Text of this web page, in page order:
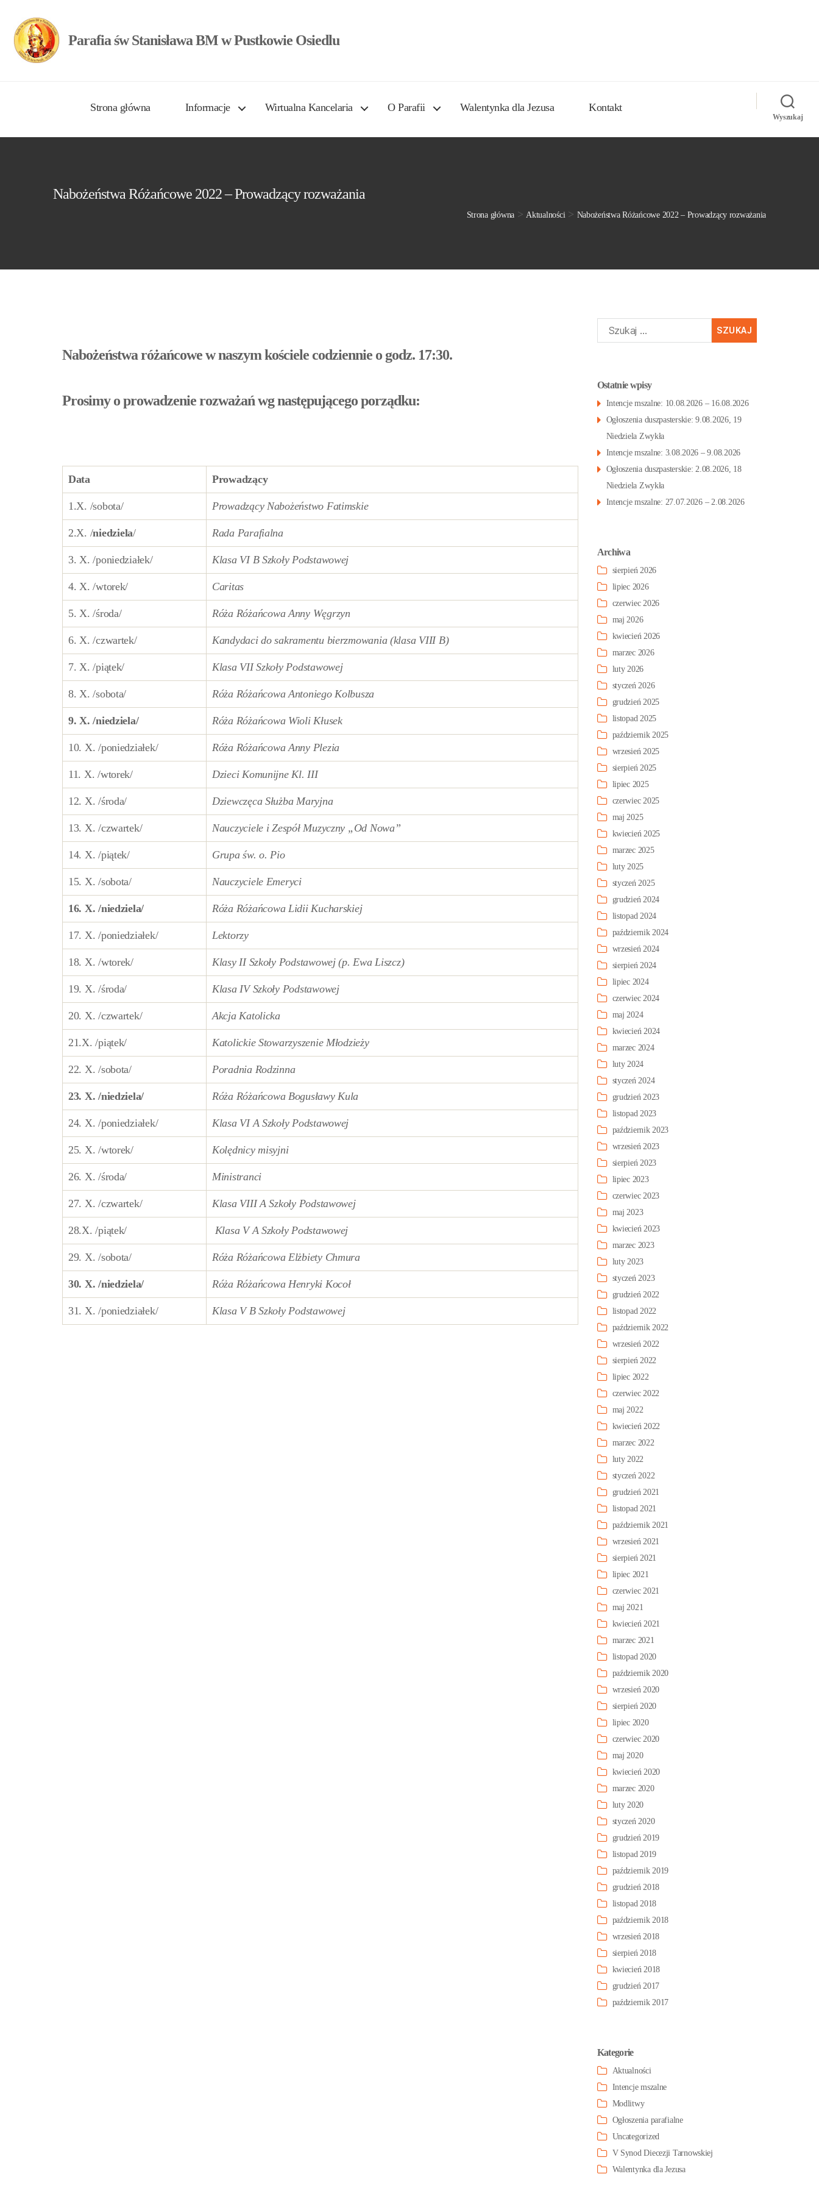
Parafia św Stanisława BM w Pustkowie Osiedlu
Strona główna Informacje Wirtualna Kancelaria O Parafii Walentynka dla Jezusa Kontakt
Wyszukaj
Nabożeństwa Różańcowe 2022 – Prowadzący rozważania
Strona główna >Aktualności> Nabożeństwa Różańcowe 2022 – Prowadzący rozważania
Nabożeństwa różańcowe w naszym kościele codziennie o godz. 17:30.
Prosimy o prowadzenie rozważań wg następującego porządku:
Data Prowadzący
1.X. /sobota/ Prowadzący Nabożeństwo Fatimskie
2.X. /niedziela/ Rada Parafialna
3. X. /poniedziałek/ Klasa VI B Szkoły Podstawowej
4. X. /wtorek/ Caritas
5. X. /środa/ Róża Różańcowa Anny Węgrzyn
6. X. /czwartek/ Kandydaci do sakramentu bierzmowania (klasa VIII B)
7. X. /piątek/ Klasa VII Szkoły Podstawowej
8. X. /sobota/ Róża Różańcowa Antoniego Kolbusza
9. X. /niedziela/ Róża Różańcowa Wioli Kłusek
10. X. /poniedziałek/ Róża Różańcowa Anny Plezia
11. X. /wtorek/ Dzieci Komunijne Kl. III
12. X. /środa/ Dziewczęca Służba Maryjna
13. X. /czwartek/ Nauczyciele i Zespół Muzyczny „Od Nowa”
14. X. /piątek/ Grupa św. o. Pio
15. X. /sobota/ Nauczyciele Emeryci
16. X. /niedziela/ Róża Różańcowa Lidii Kucharskiej
17. X. /poniedziałek/ Lektorzy
18. X. /wtorek/ Klasy II Szkoły Podstawowej (p. Ewa Liszcz)
19. X. /środa/ Klasa IV Szkoły Podstawowej
20. X. /czwartek/ Akcja Katolicka
21.X. /piątek/ Katolickie Stowarzyszenie Młodzieży
22. X. /sobota/ Poradnia Rodzinna
23. X. /niedziela/ Róża Różańcowa Bogusławy Kula
24. X. /poniedziałek/ Klasa VI A Szkoły Podstawowej
25. X. /wtorek/ Kolędnicy misyjni
26. X. /środa/ Ministranci
27. X. /czwartek/ Klasa VIII A Szkoły Podstawowej
28.X. /piątek/ Klasa V A Szkoły Podstawowej
29. X. /sobota/ Róża Różańcowa Elżbiety Chmura
30. X. /niedziela/ Róża Różańcowa Henryki Kocoł
31. X. /poniedziałek/ Klasa V B Szkoły Podstawowej
Szukaj:
Ostatnie wpisy
Intencje mszalne: 10.08.2026 – 16.08.2026
Ogłoszenia duszpasterskie: 9.08.2026, 19
Niedziela Zwykła
Intencje mszalne: 3.08.2026 – 9.08.2026
Ogłoszenia duszpasterskie: 2.08.2026, 18
Niedziela Zwykła
Intencje mszalne: 27.07.2026 – 2.08.2026
Archiwa
sierpień 2026
lipiec 2026
czerwiec 2026
maj 2026
kwiecień 2026
marzec 2026
luty 2026
styczeń 2026
grudzień 2025
listopad 2025
październik 2025
wrzesień 2025
sierpień 2025
lipiec 2025
czerwiec 2025
maj 2025
kwiecień 2025
marzec 2025
luty 2025
styczeń 2025
grudzień 2024
listopad 2024
październik 2024
wrzesień 2024
sierpień 2024
lipiec 2024
czerwiec 2024
maj 2024
kwiecień 2024
marzec 2024
luty 2024
styczeń 2024
grudzień 2023
listopad 2023
październik 2023
wrzesień 2023
sierpień 2023
lipiec 2023
czerwiec 2023
maj 2023
kwiecień 2023
marzec 2023
luty 2023
styczeń 2023
grudzień 2022
listopad 2022
październik 2022
wrzesień 2022
sierpień 2022
lipiec 2022
czerwiec 2022
maj 2022
kwiecień 2022
marzec 2022
luty 2022
styczeń 2022
grudzień 2021
listopad 2021
październik 2021
wrzesień 2021
sierpień 2021
lipiec 2021
czerwiec 2021
maj 2021
kwiecień 2021
marzec 2021
listopad 2020
październik 2020
wrzesień 2020
sierpień 2020
lipiec 2020
czerwiec 2020
maj 2020
kwiecień 2020
marzec 2020
luty 2020
styczeń 2020
grudzień 2019
listopad 2019
październik 2019
grudzień 2018
listopad 2018
październik 2018
wrzesień 2018
sierpień 2018
kwiecień 2018
grudzień 2017
październik 2017
Kategorie
Aktualności
Intencje mszalne
Modlitwy
Ogłoszenia parafialne
Uncategorized
V Synod Diecezji Tarnowskiej
Walentynka dla Jezusa